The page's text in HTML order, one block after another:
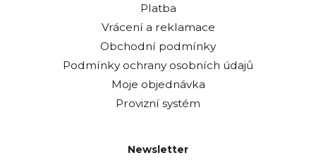
Platba
Vrácení a reklamace
Obchodní podmínky
Podmínky ochrany osobních údajů
Moje objednávka
Provizní systém
Newsletter